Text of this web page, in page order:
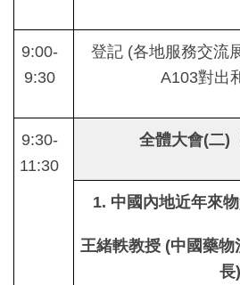
9:00-
9:30
登記 (各地服務交流
A103對出
9:30-
11:30
全體大會(二)
1. 中國內地近年來
王緒軼教授 (中國藥
長)